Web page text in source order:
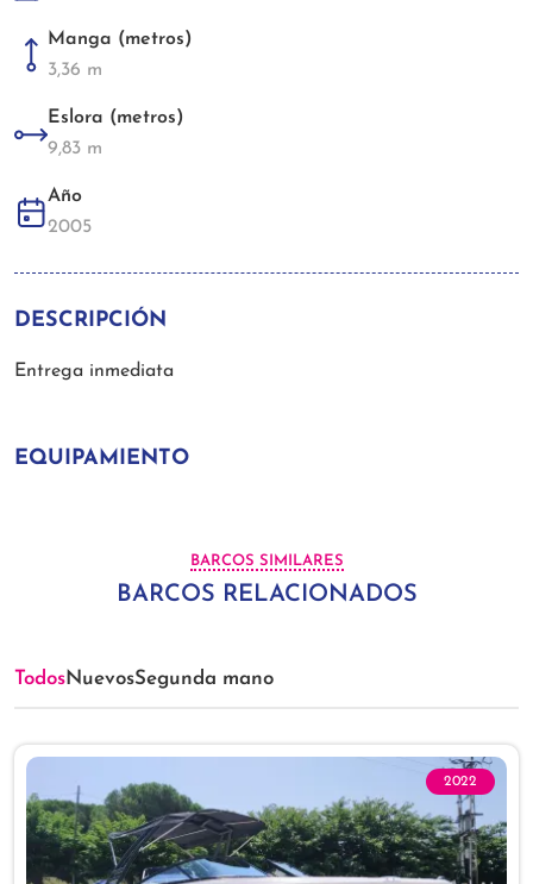
Manga (metros)
3,36 m
Eslora (metros)
9,83 m
Año
2005
DESCRIPCIÓN
Entrega inmediata
EQUIPAMIENTO
BARCOS SIMILARES
BARCOS RELACIONADOS
TodosNuevosSegunda mano
2022